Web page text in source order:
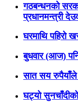
गठबन्धनको
प्रधानमन्त्री
घरमाथि पहिरो
बुधवार (आज)
सात सय
घट्यो